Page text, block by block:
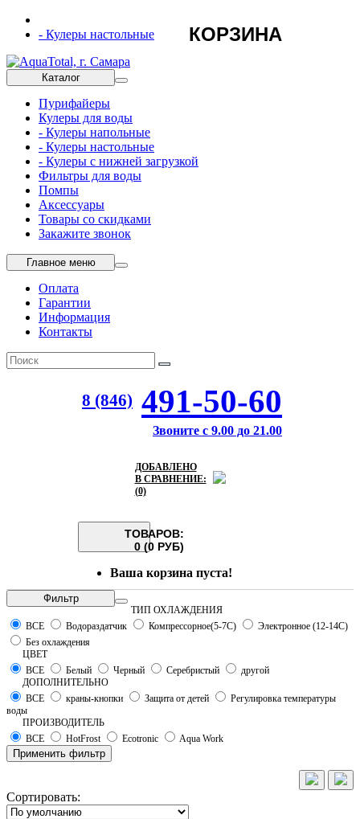
- Кулеры настольные
Каталог
Пурифайеры
Кулеры для воды
- Кулеры напольные
- Кулеры настольные
- Кулеры с нижней загрузкой
Фильтры для воды
Помпы
Аксессуары
Товары со скидками
Закажите звонок
Главное меню
Оплата
Гарантии
Информация
Контакты
8 (846) 491-50-60
Звоните с 9.00 до 21.00
ДОБАВЛЕНО
В СРАВНЕНИЕ:
(0)
ТОВАРОВ:
0 (0 РУБ)
КОРЗИНА
Ваша корзина пуста!
Фильтр
ТИП ОХЛАЖДЕНИЯ
ВСЕ
Водораздатчик Компрессорное(5-7С)
Электронное (12-14С)
Без охлаждения
ЦВЕТ
ВСЕ
Белый Черный Серебристый
другой
ДОПОЛНИТЕЛЬНО
ВСЕ
краны-кнопки Защита от детей
Регулировка температуры
воды
ПРОИЗВОДИТЕЛЬ
ВСЕ
HotFrost Ecotronic Aqua Work
Применить фильтр
Сортировать: